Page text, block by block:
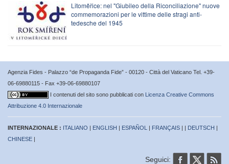
Litoměřice: nel "Giubileo della Riconciliazione" nuove
commemorazioni per le vittime delle stragi anti-
tedesche del 1945
Agenzia Fides - Palazzo “de Propaganda Fide” - 00120 - Città del Vaticano Tel. +39-
06-69880115 - Fax +39-06-69880107
I contenuti del sito sono pubblicati con Licenza Creative Commons
Attribuzione 4.0 Internazionale
INTERNAZIONALE : ITALIANO | ENGLISH | ESPAÑOL | FRANÇAIS | | DEUTSCH |
CHINESE |
Seguici: